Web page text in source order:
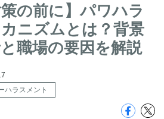
策の前に】パワハラ
ニズムとは？背景
職場の要因を解説
ハラスメント